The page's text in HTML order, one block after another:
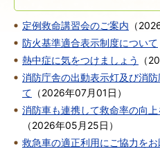
定例救命講習会のご案内 （
防火基準適合表示制度について
熱中症に気をつけましょう
（
消防庁舎の出動表示灯及び消
て （2026年07月01日 ）
消防車も連携して救命率の向上
（2026年05月25日 ）
救急車の適正利用にご協力を